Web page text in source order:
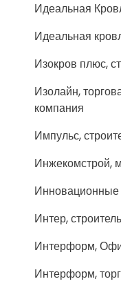
Идеальная
Идеальная
Изокров плюс,
Изолайн,
компания
Импульс,
Инжекомстрой,
Инновационные
Интер,
Интерформ,
Интерформ,